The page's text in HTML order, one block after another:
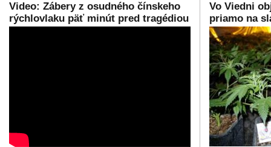
Video: Zábery z osudného čínskeho
rýchlovlaku päť minút pred tragédiou
Vo Viedni
priamo na